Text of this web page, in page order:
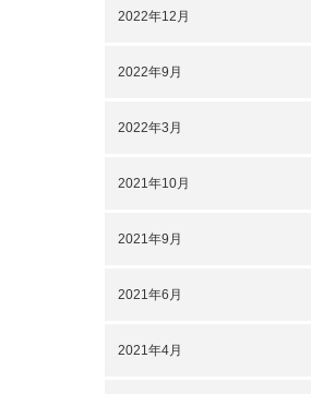
2022年12月
2022年9月
2022年3月
2021年10月
2021年9月
2021年6月
2021年4月